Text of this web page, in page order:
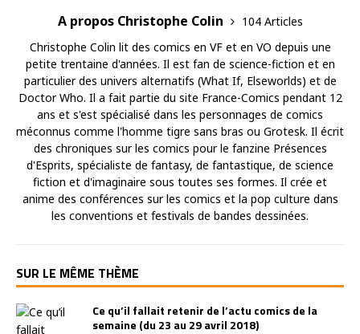
A propos Christophe Colin
104 Articles
Christophe Colin lit des comics en VF et en VO depuis une
petite trentaine d'années. Il est fan de science-fiction et en
particulier des univers alternatifs (What If, Elseworlds) et de
Doctor Who. Il a fait partie du site France-Comics pendant 12
ans et s'est spécialisé dans les personnages de comics
méconnus comme l'homme tigre sans bras ou Grotesk. Il écrit
des chroniques sur les comics pour le fanzine Présences
d'Esprits, spécialiste de fantasy, de fantastique, de science
fiction et d'imaginaire sous toutes ses formes. Il crée et
anime des conférences sur les comics et la pop culture dans
les conventions et festivals de bandes dessinées.
SUR LE MÊME THÈME
Ce qu’il fallait retenir de l’actu comics de la
semaine (du 23 au 29 avril 2018)